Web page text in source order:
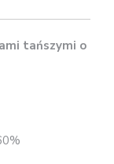
tańszymi o